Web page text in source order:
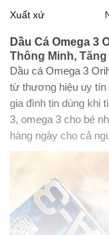
Xuất xứ
Dầu Cá Omega 3
Thông Minh,
Dầu cá Omega 3
từ thương hiệu uy tín
gia đình tin dùng khi
3, omega 3 cho bé
hàng ngày cho cả